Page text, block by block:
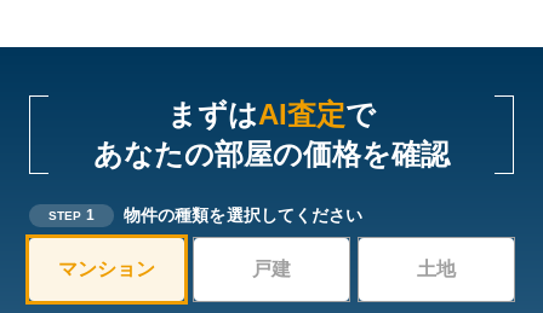
まずはAI査定で
あなたの部屋の価格を確認
STEP 1 物件の種類を選択してください
マンション 戸建 土地